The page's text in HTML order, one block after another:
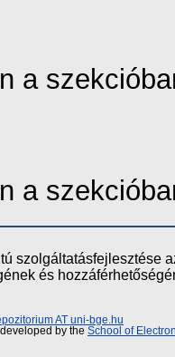
a
a
szolgáltatásfejlesztése
és
AT uni-bge.hu
by the School of